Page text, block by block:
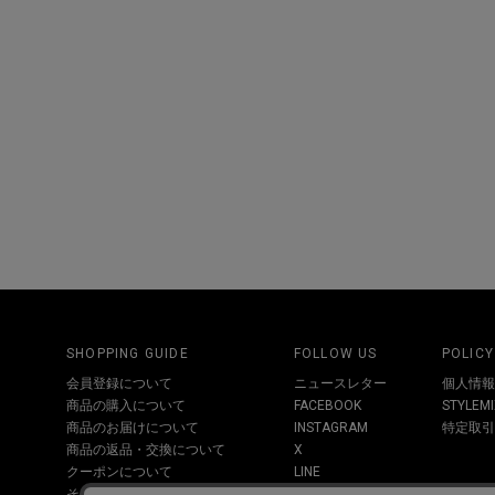
SHOPPING GUIDE
会員登録について
商品の購入について
商品のお届けについて
商品の返品・交換について
クーポンについて
FOLLOW US
ニュースレター
FACEBOOK
INSTAGRAM
X
LINE
POLICY
個人情
特定取